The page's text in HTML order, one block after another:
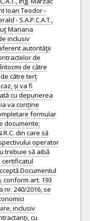
Ioan Teodor -
- S.A.P.C.A.T.,
Mariana
inclusiv
autorităţii
de
de către
către terț
și va fi
cu depunerea
va conține
formular
documente;
din care să
operator
trebuie să aibă
certificatul
Documentul
conform art. 193
nr. 240/2016, se
inclusiv
cu